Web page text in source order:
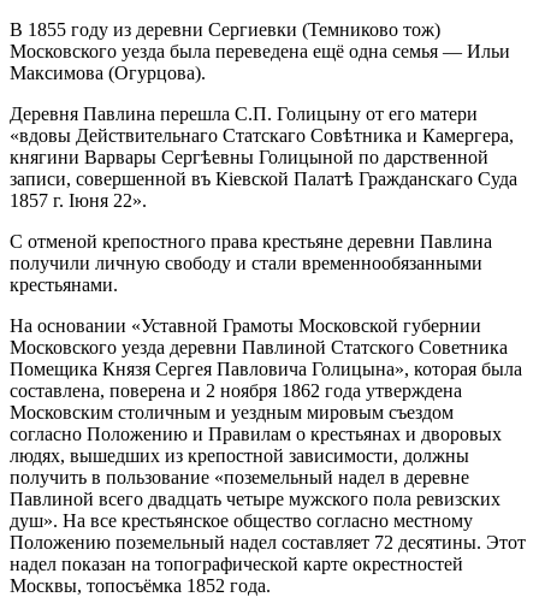
В 1855 году из деревни Сергиевки (Темниково тож)
Московского уезда была переведена ещё одна семья — Ильи
Максимова (Огурцова).
Деревня Павлина перешла С.П. Голицыну от его матери
«вдовы Действительнаго Статскаго Совѣтника и Камергера,
княгини Варвары Сергѣевны Голицыной по дарственной
записи, совершенной въ Кiевской Палатѣ Гражданскаго Суда
1857 г. Iюня 22».
С отменой крепостного права крестьяне деревни Павлина
получили личную свободу и стали временнообязанными
крестьянами.
На основании «Уставной Грамоты Московской губернии
Московского уезда деревни Павлиной Статского Советника
Помещика Князя Сергея Павловича Голицына», которая была
составлена, поверена и 2 ноября 1862 года утверждена
Московским столичным и уездным мировым съездом
согласно Положению и Правилам о крестьянах и дворовых
людях, вышедших из крепостной зависимости, должны
получить в пользование «поземельный надел в деревне
Павлиной всего двадцать четыре мужского пола ревизских
душ». На все крестьянское общество согласно местному
Положению поземельный надел составляет 72 десятины. Этот
надел показан на топографической карте окрестностей
Москвы, топосъёмка 1852 года.